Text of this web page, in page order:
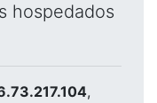
hospedados
,